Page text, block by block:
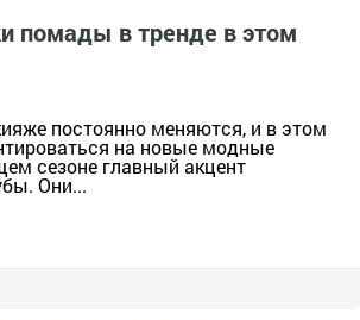
помады в тренде в этом
постоянно меняются, и в этом
на новые модные
сезоне главный акцент
Они...